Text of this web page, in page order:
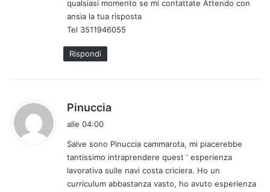
qualsiasi momento se mi contattate Attendo con
ansia la tua risposta
Tel 3511946055
Rispondi
Pinuccia
e
t
t
o
alle 04:00
Salve sono Pinuccia cammarota, mi piacerebbe
tantissimo intraprendere quest ‘ esperienza
lavorativa sulle navi costa criciera. Ho un
curriculum abbastanza vasto, ho avuto esperienza